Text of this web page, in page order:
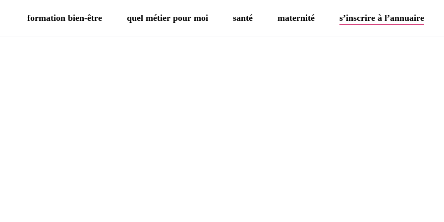
formation bien-être quel métier pour moi santé maternité s’inscrire à l’annuaire